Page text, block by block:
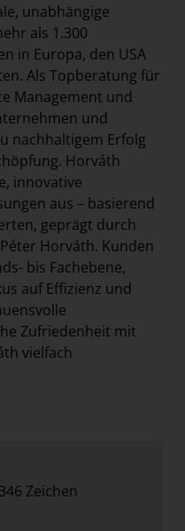
unabhängige
als 1.300
in Europa, den USA
Als Topberatung für
Management und
und
nachhaltigem Erfolg
Horváth
innovative
aus – basierend
geprägt durch
Horváth. Kunden
bis Fachebene,
auf Effizienz und
Zufriedenheit mit
vielfach
Zeichen